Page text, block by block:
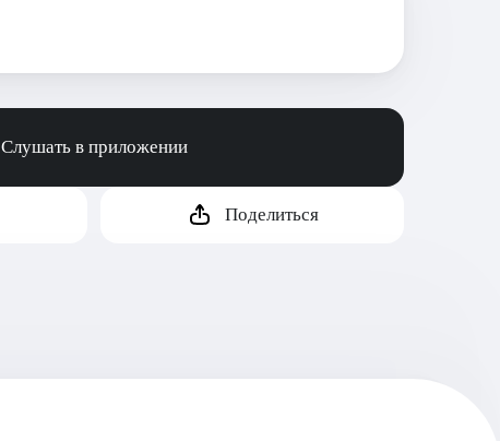
Слушать в приложении
Поделиться